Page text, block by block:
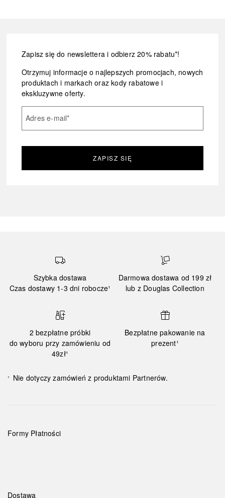
Zapisz się do newslettera i odbierz 20% rabatu*!
Otrzymuj informacje o najlepszych promocjach, nowych
produktach i markach oraz kody rabatowe i
ekskluzywne oferty.
Adres e-mail*
ZAPISZ SIĘ
Szybka dostawa
Czas dostawy 1-3 dni robocze¹
Darmowa dostawa od 199 zł
lub z Douglas Collection
2 bezpłatne próbki
do wyboru przy zamówieniu od
49zł¹
Bezpłatne pakowanie na
prezent¹
¹ Nie dotyczy zamówień z produktami Partnerów.
Formy Płatności
Dostawa